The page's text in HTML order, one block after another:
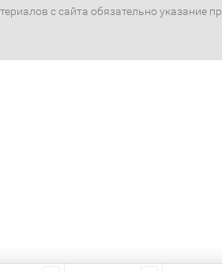
с сайта обязательно указание